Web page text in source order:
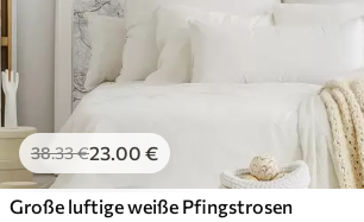
38.33€23.00 €
Große luftige weiße Pfingstrosen